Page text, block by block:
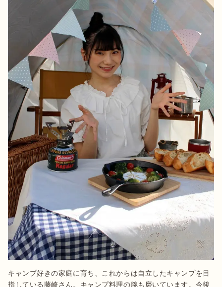
キャンプ好きの家庭に育ち、これからは自立したキャンプを目
指している藤崎さん。キャンプ料理の腕も磨いています。今後